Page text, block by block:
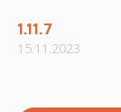
1.11.7
15.11.2023